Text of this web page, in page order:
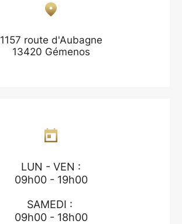
1157 route d'Aubagne
13420 Gémenos
LUN - VEN :
09h00 - 19h00
SAMEDI :
09h00 - 18h00